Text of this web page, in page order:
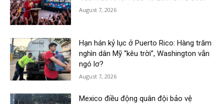
August 7, 2026
Hạn hán kỷ lục ở Puerto Rico: Hàng trăm
nghìn dân Mỹ “kêu trời”, Washington vẫn
ngó lơ?
August 7, 2026
Mexico điều động quân đội bảo vệ